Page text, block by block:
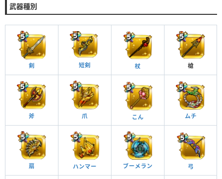
武器種別
剣 短剣 杖 槍
斧 爪 こん ムチ
扇 ハンマー ブーメラン 弓